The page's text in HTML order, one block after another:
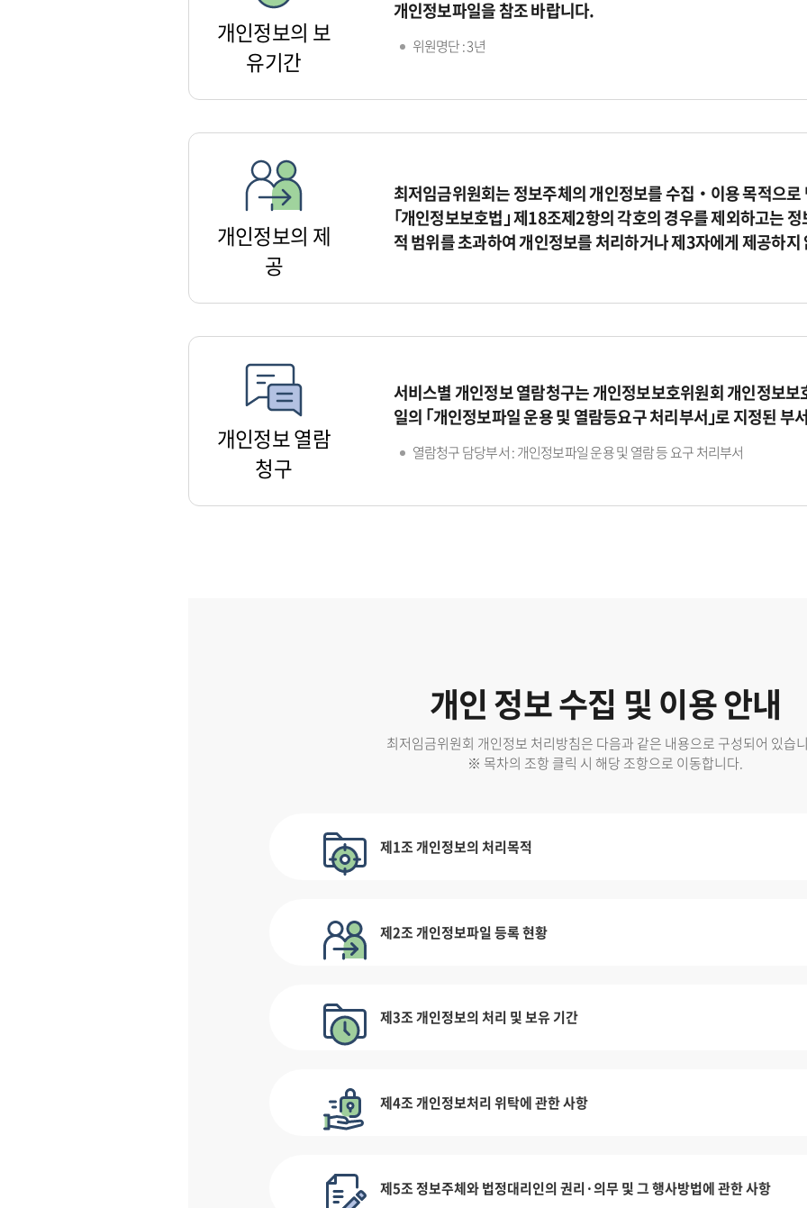
개인정보의 보
유기간
개인정보파일을 참조 바랍니다.
위원명단 : 3년
개인정보의 제
공
최저임금위원회는 정보주체의 개인정보를 수집‧이용 목적으로
｢개인정보보호법｣ 제18조제2항의 각호의 경우를 제외하고는
적 범위를 초과하여 개인정보를 처리하거나 제3자에게 제공하지
개인정보 열람
청구
서비스별 개인정보 열람청구는 개인정보보호위원회 개인정보
일의 ｢개인정보파일 운용 및 열람등요구 처리부서｣로 지정된 부
열람청구 담당부서 : 개인정보파일 운용 및 열람 등 요구 처리부서
개인 정보 수집 및 이용 안내
최저임금위원회 개인정보 처리방침은 다음과 같은 내용으로 구성되어 있습
※ 목차의 조항 클릭 시 해당 조항으로 이동합니다.
제1조 개인정보의 처리목적
제2조 개인정보파일 등록 현황
제3조 개인정보의 처리 및 보유 기간
제4조 개인정보처리 위탁에 관한 사항
제5조 정보주체와 법정대리인의 권리·의무 및 그 행사방법에 관한 사항